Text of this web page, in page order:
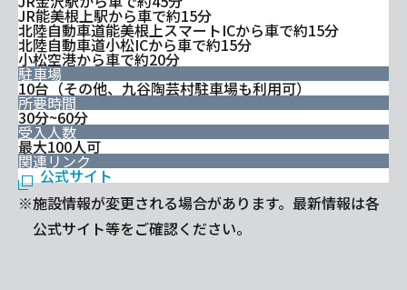
JR能美根上駅から車で約15分
北陸自動車道能美根上スマートICから車で約15分
北陸自動車道小松ICから車で約15分
小松空港から車で約20分
駐車場
10台（その他、九谷陶芸村駐車場も利用可）
所要時間
30分~60分
受入人数
最大100人可
関連リンク
公式サイト
※施設情報が変更される場合があります。最新情報は各
公式サイト等をご確認ください。